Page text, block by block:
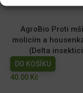
AgroBio Proti
molicím a
(Delta
DO KOŠÍKU
40.00 Kč